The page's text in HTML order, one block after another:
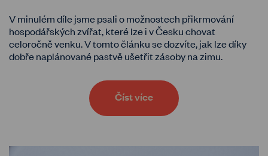
V minulém díle jsme psali o možnostech přikrmování
hospodářských zvířat, které lze i v Česku chovat
celoročně venku. V tomto článku se dozvíte, jak lze díky
dobře naplánované pastvě ušetřit zásoby na zimu.
Číst více